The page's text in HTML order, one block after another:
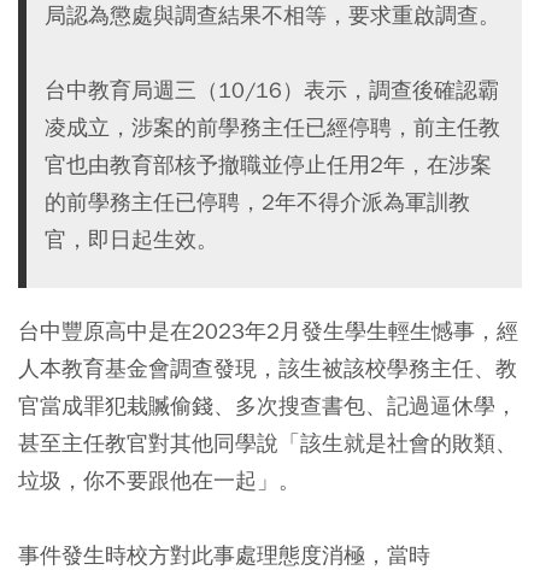
局認為懲處與調查結果不相等，要求重啟調查。
台中教育局週三（10/16）表示，調查後確認霸
凌成立，涉案的前學務主任已經停聘，前主任教
官也由教育部核予撤職並停止任用2年，在涉案
的前學務主任已停聘，2年不得介派為軍訓教
官，即日起生效。
台中豐原高中是在2023年2月發生學生輕生憾事，經
人本教育基金會調查發現，該生被該校學務主任、教
官當成罪犯栽贓偷錢、多次搜查書包、記過逼休學，
甚至主任教官對其他同學說「該生就是社會的敗類、
垃圾，你不要跟他在一起」。
事件發生時校方對此事處理態度消極，當時